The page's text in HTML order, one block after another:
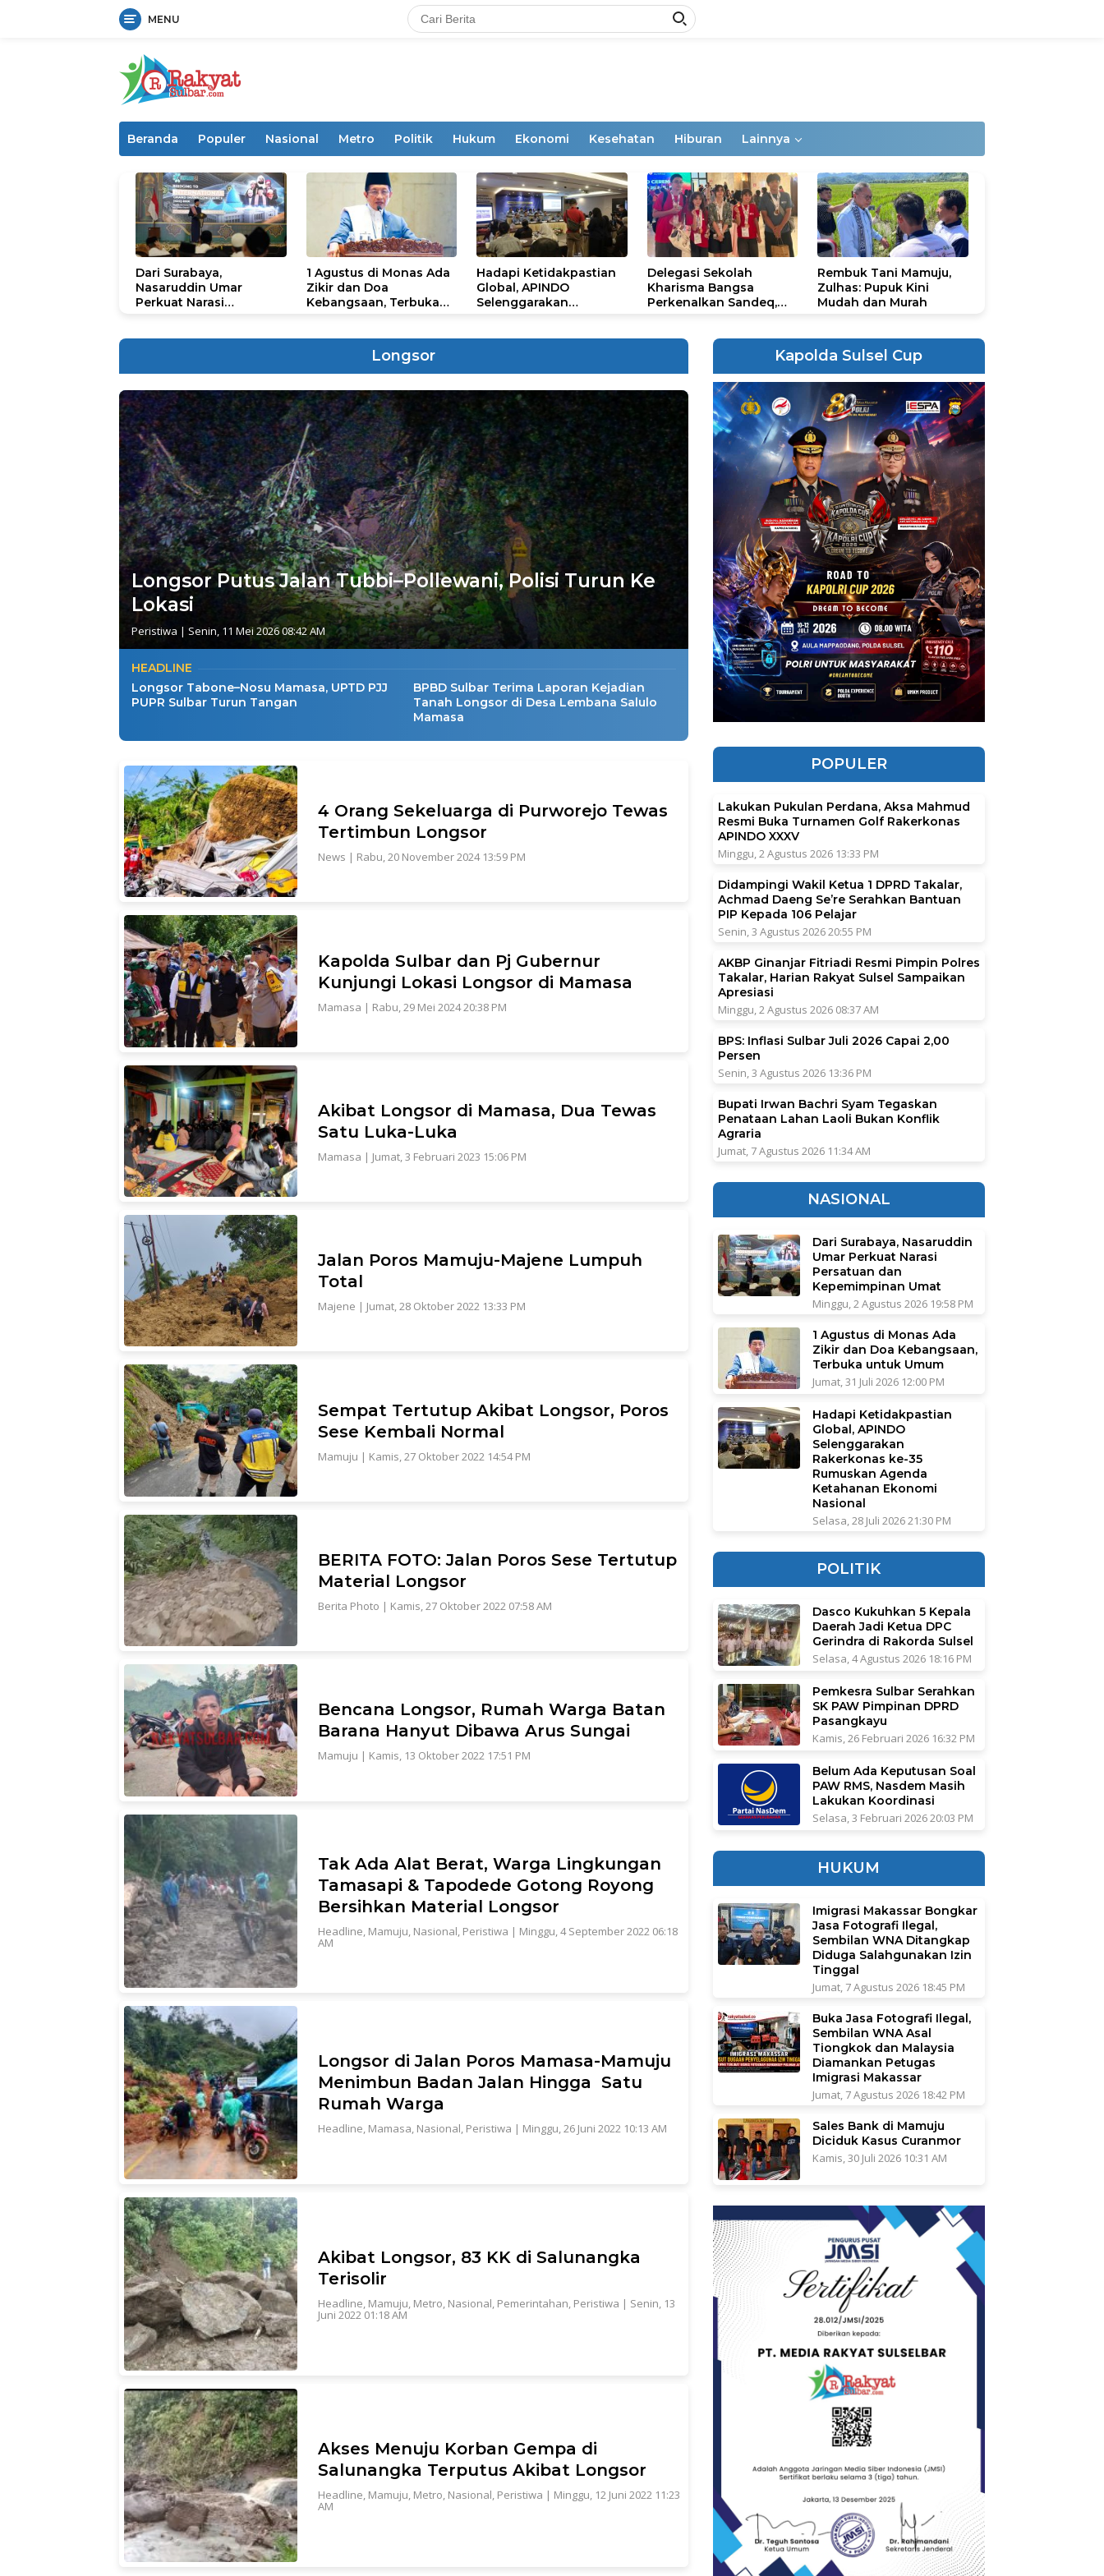
MENU
Beranda Populer Nasional Metro Politik Hukum Ekonomi Kesehatan Hiburan Lainnya
Dari Surabaya,
Nasaruddin Umar
Perkuat Narasi
1 Agustus di Monas Ada
Zikir dan Doa
Kebangsaan, Terbuka
Hadapi Ketidakpastian
Global, APINDO
Selenggarakan
Delegasi Sekolah
Kharisma Bangsa
Perkenalkan Sandeq,
STEAM Olympiad 2026
Rembuk Tani Mamuju,
Zulhas: Pupuk Kini
Mudah dan Murah
Longsor
Longsor Putus Jalan Tubbi–Pollewani, Polisi Turun Ke
Lokasi
Peristiwa | Senin, 11 Mei 2026 08:42 AM
HEADLINE
Longsor Tabone–Nosu Mamasa, UPTD PJJ
PUPR Sulbar Turun Tangan
BPBD Sulbar Terima Laporan Kejadian
Tanah Longsor di Desa Lembana Salulo
Mamasa
4 Orang Sekeluarga di Purworejo Tewas
Tertimbun Longsor
News | Rabu, 20 November 2024 13:59 PM
Kapolda Sulbar dan Pj Gubernur
Kunjungi Lokasi Longsor di Mamasa
Mamasa | Rabu, 29 Mei 2024 20:38 PM
Akibat Longsor di Mamasa, Dua Tewas
Satu Luka-Luka
Mamasa | Jumat, 3 Februari 2023 15:06 PM
Jalan Poros Mamuju-Majene Lumpuh
Total
Majene | Jumat, 28 Oktober 2022 13:33 PM
Sempat Tertutup Akibat Longsor, Poros
Sese Kembali Normal
Mamuju | Kamis, 27 Oktober 2022 14:54 PM
BERITA FOTO: Jalan Poros Sese Tertutup
Material Longsor
Berita Photo | Kamis, 27 Oktober 2022 07:58 AM
Bencana Longsor, Rumah Warga Batan
Barana Hanyut Dibawa Arus Sungai
Mamuju | Kamis, 13 Oktober 2022 17:51 PM
Tak Ada Alat Berat, Warga Lingkungan
Tamasapi & Tapodede Gotong Royong
Bersihkan Material Longsor
Headline, Mamuju, Nasional, Peristiwa | Minggu, 4 September 2022 06:18
AM
Longsor di Jalan Poros Mamasa-Mamuju
Menimbun Badan Jalan Hingga Satu
Rumah Warga
Headline, Mamasa, Nasional, Peristiwa | Minggu, 26 Juni 2022 10:13 AM
Akibat Longsor, 83 KK di Salunangka
Terisolir
Headline, Mamuju, Metro, Nasional, Pemerintahan, Peristiwa | Senin, 13
Juni 2022 01:18 AM
Akses Menuju Korban Gempa di
Salunangka Terputus Akibat Longsor
Headline, Mamuju, Metro, Nasional, Peristiwa | Minggu, 12 Juni 2022 11:23
AM
Kapolda Sulsel Cup
POPULER
Lakukan Pukulan Perdana, Aksa Mahmud
Resmi Buka Turnamen Golf Rakerkonas
APINDO XXXV
Minggu, 2 Agustus 2026 13:33 PM
Didampingi Wakil Ketua 1 DPRD Takalar,
Achmad Daeng Se’re Serahkan Bantuan
PIP Kepada 106 Pelajar
Senin, 3 Agustus 2026 20:55 PM
AKBP Ginanjar Fitriadi Resmi Pimpin Polres
Takalar, Harian Rakyat Sulsel Sampaikan
Apresiasi
Minggu, 2 Agustus 2026 08:37 AM
BPS: Inflasi Sulbar Juli 2026 Capai 2,00
Persen
Senin, 3 Agustus 2026 13:36 PM
Bupati Irwan Bachri Syam Tegaskan
Penataan Lahan Laoli Bukan Konflik
Agraria
Jumat, 7 Agustus 2026 11:34 AM
NASIONAL
Dari Surabaya, Nasaruddin
Umar Perkuat Narasi
Persatuan dan
Kepemimpinan Umat
Minggu, 2 Agustus 2026 19:58 PM
1 Agustus di Monas Ada
Zikir dan Doa Kebangsaan,
Terbuka untuk Umum
Jumat, 31 Juli 2026 12:00 PM
Hadapi Ketidakpastian
Global, APINDO
Selenggarakan
Rakerkonas ke-35
Rumuskan Agenda
Ketahanan Ekonomi
Nasional
Selasa, 28 Juli 2026 21:30 PM
POLITIK
Dasco Kukuhkan 5 Kepala
Daerah Jadi Ketua DPC
Gerindra di Rakorda Sulsel
Selasa, 4 Agustus 2026 18:16 PM
Pemkesra Sulbar Serahkan
SK PAW Pimpinan DPRD
Pasangkayu
Kamis, 26 Februari 2026 16:32 PM
Belum Ada Keputusan Soal
PAW RMS, Nasdem Masih
Lakukan Koordinasi
Selasa, 3 Februari 2026 20:03 PM
HUKUM
Imigrasi Makassar Bongkar
Jasa Fotografi Ilegal,
Sembilan WNA Ditangkap
Diduga Salahgunakan Izin
Tinggal
Jumat, 7 Agustus 2026 18:45 PM
Buka Jasa Fotografi Ilegal,
Sembilan WNA Asal
Tiongkok dan Malaysia
Diamankan Petugas
Imigrasi Makassar
Jumat, 7 Agustus 2026 18:42 PM
Sales Bank di Mamuju
Diciduk Kasus Curanmor
Kamis, 30 Juli 2026 10:31 AM